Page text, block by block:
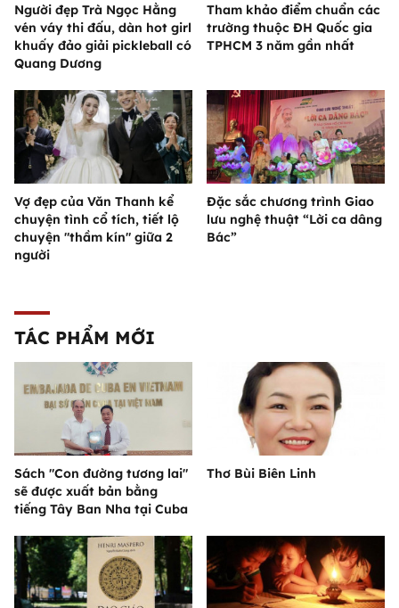
Người đẹp Trà Ngọc Hằng
vén váy thi đấu, dàn hot girl
khuấy đảo giải pickleball có
Quang Dương
Tham khảo điểm chuẩn các
trường thuộc ĐH Quốc gia
TPHCM 3 năm gần nhất
Vợ đẹp của Văn Thanh kể
chuyện tình cổ tích, tiết lộ
chuyện "thầm kín" giữa 2
người
Đặc sắc chương trình Giao
lưu nghệ thuật “Lời ca dâng
Bác”
TÁC PHẨM MỚI
Sách "Con đường tương lai"
sẽ được xuất bản bằng
tiếng Tây Ban Nha tại Cuba
Thơ Bùi Biên Linh